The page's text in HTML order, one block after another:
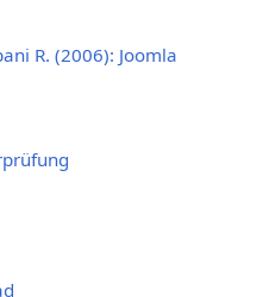
R. (2006): Joomla